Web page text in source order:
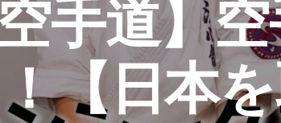
手道】
【日本